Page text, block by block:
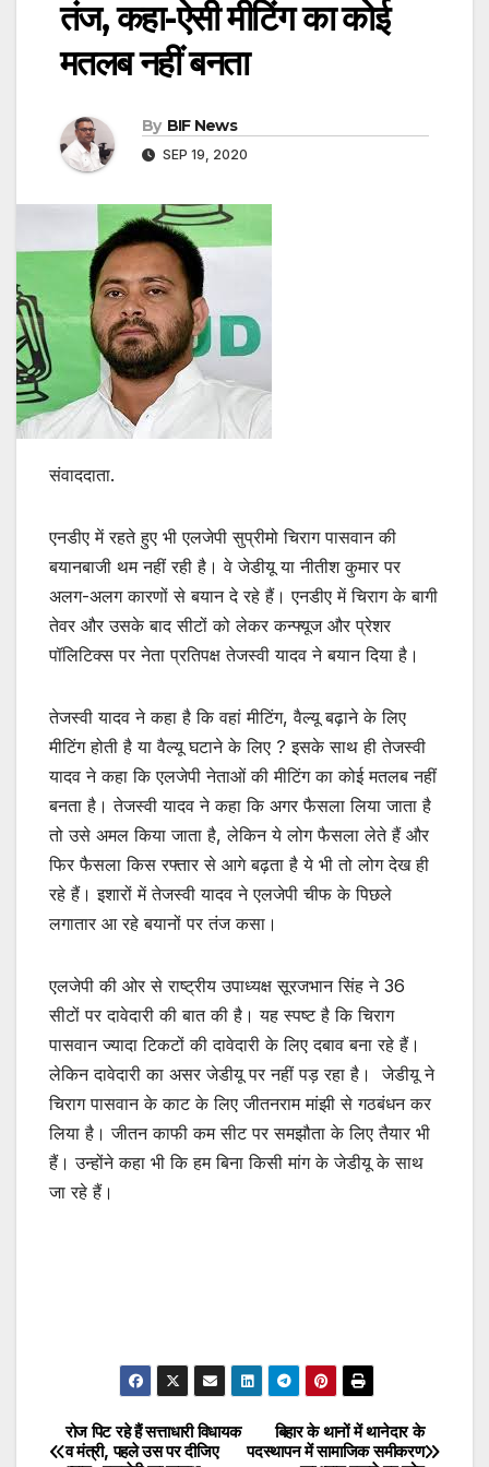
तंज, कहा-ऐसी मीटिंग का कोई
मतलब नहीं बनता
By BIF News
SEP 19, 2020
संवाददाता.
एनडीए में रहते हुए भी एलजेपी सुप्रीमो चिराग पासवान की
बयानबाजी थम नहीं रही है। वे जेडीयू या नीतीश कुमार पर
अलग-अलग कारणों से बयान दे रहे हैं। एनडीए में चिराग के बागी
तेवर और उसके बाद सीटों को लेकर कन्फ्यूज और प्रेशर
पॉलिटिक्स पर नेता प्रतिपक्ष तेजस्वी यादव ने बयान दिया है।
तेजस्वी यादव ने कहा है कि वहां मीटिंग, वैल्यू बढ़ाने के लिए
मीटिंग होती है या वैल्यू घटाने के लिए ? इसके साथ ही तेजस्वी
यादव ने कहा कि एलजेपी नेताओं की मीटिंग का कोई मतलब नहीं
बनता है। तेजस्वी यादव ने कहा कि अगर फैसला लिया जाता है
तो उसे अमल किया जाता है, लेकिन ये लोग फैसला लेते हैं और
फिर फैसला किस रफ्तार से आगे बढ़ता है ये भी तो लोग देख ही
रहे हैं। इशारों में तेजस्वी यादव ने एलजेपी चीफ के पिछले
लगातार आ रहे बयानों पर तंज कसा।
एलजेपी की ओर से राष्ट्रीय उपाध्यक्ष सूरजभान सिंह ने 36
सीटों पर दावेदारी की बात की है। यह स्पष्ट है कि चिराग
पासवान ज्यादा टिकटों की दावेदारी के लिए दबाव बना रहे हैं।
लेकिन दावेदारी का असर जेडीयू पर नहीं पड़ रहा है। जेडीयू ने
चिराग पासवान के काट के लिए जीतनराम मांझी से गठबंधन कर
लिया है। जीतन काफी कम सीट पर समझौता के लिए तैयार भी
हैं। उन्होंने कहा भी कि हम बिना किसी मांग के जेडीयू के साथ
जा रहे हैं।
Post
बिहार के थानों में थानेदार के
पदस्थापन में सामाजिक समीकरण
रोज पिट रहे हैं सत्ताधारी विधायक
व मंत्री, पहले उस पर दीजिए